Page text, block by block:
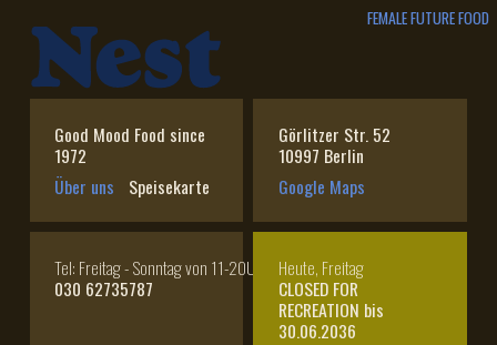
FEMALE FUTURE FOOD
Good Mood Food since
1972
Über uns
Speisekarte
Görlitzer Str. 52
10997 Berlin
Google Maps
Tel: Freitag - Sonntag von 11-20Uhr
030 62735787
Heute, Freitag
CLOSED FOR
RECREATION bis
30.06.2036